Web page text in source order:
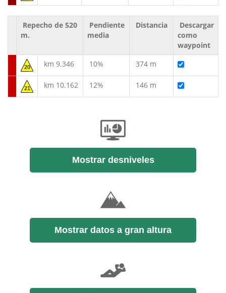
Repecho de 520
m.
Pendiente
media
Distancia
Descargar
como
waypoint
20 km 9.346 10% 374 m
21 km 10.162 12% 146 m
Mostrar desniveles
Mostrar datos a gran altura